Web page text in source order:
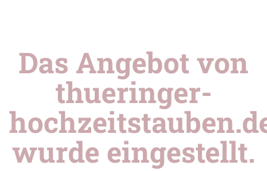
Das Angebot von
thueringer-
wurde eingestellt.